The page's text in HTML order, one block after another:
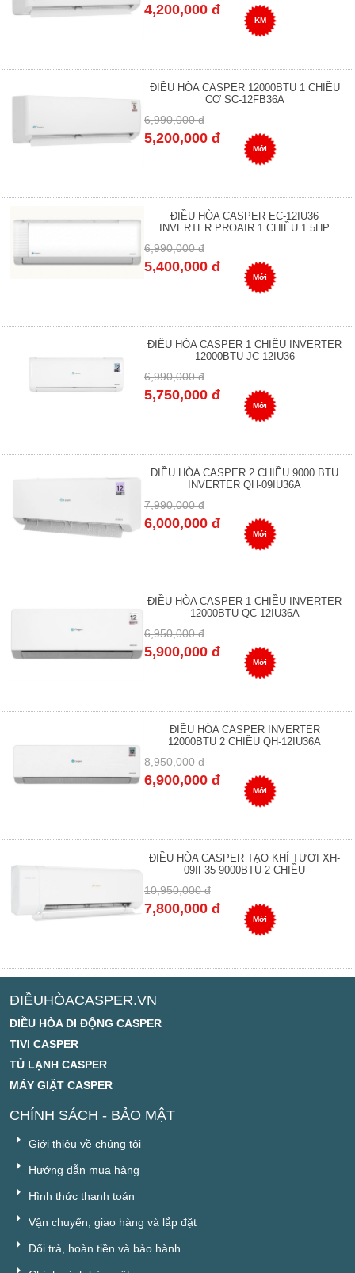
4,200,000 đ
KM
ĐIỀU HÒA CASPER 12000BTU 1 CHIỀU
CƠ SC-12FB36A
6,990,000 đ
5,200,000 đ
Mới
ĐIỀU HÒA CASPER EC-12IU36
INVERTER PROAIR 1 CHIỀU 1.5HP
6,990,000 đ
5,400,000 đ
Mới
ĐIỀU HÒA CASPER 1 CHIỀU INVERTER
12000BTU JC-12IU36
6,990,000 đ
5,750,000 đ
Mới
ĐIỀU HÒA CASPER 2 CHIỀU 9000 BTU
INVERTER QH-09IU36A
7,990,000 đ
6,000,000 đ
Mới
ĐIỀU HÒA CASPER 1 CHIỀU INVERTER
12000BTU QC-12IU36A
6,950,000 đ
5,900,000 đ
Mới
ĐIỀU HÒA CASPER INVERTER
12000BTU 2 CHIỀU QH-12IU36A
8,950,000 đ
6,900,000 đ
Mới
ĐIỀU HÒA CASPER TẠO KHÍ TƯƠI XH-
09IF35 9000BTU 2 CHIỀU
10,950,000 đ
7,800,000 đ
Mới
ĐIỀUHÒACASPER.VN
ĐIỀU HÒA DI ĐỘNG CASPER
TIVI CASPER
TỦ LẠNH CASPER
MÁY GIẶT CASPER
CHÍNH SÁCH - BẢO MẬT
Giới thiệu về chúng tôi
Hướng dẫn mua hàng
Hình thức thanh toán
Vận chuyển, giao hàng và lắp đặt
Đổi trả, hoàn tiền và bảo hành